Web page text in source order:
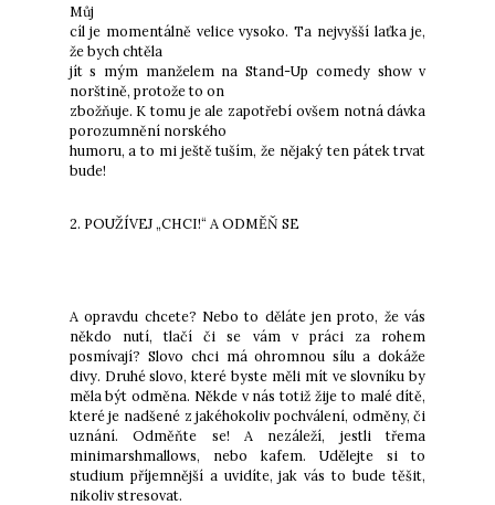
Můj
cíl je momentálně velice vysoko. Ta nejvyšší laťka je,
že bych chtěla
jít s mým manželem na Stand-Up comedy show v
norštině, protože to on
zbožňuje. K tomu je ale zapotřebí ovšem notná dávka
porozumnění norského
humoru, a to mi ještě tuším, že nějaký ten pátek trvat
bude!
2. POUŽÍVEJ „CHCI!“ A ODMĚŇ SE
A opravdu chcete? Nebo to děláte jen proto, že vás
někdo nutí, tlačí či se vám v práci za rohem
posmívají? Slovo chci má ohromnou sílu a dokáže
divy. Druhé slovo, které byste měli mít ve slovníku by
měla být odměna. Někde v nás totiž žije to malé dítě,
které je nadšené z jakéhokoliv pochválení, odměny, či
uznání. Odměňte se! A nezáleží, jestli třema
minimarshmallows, nebo kafem. Udělejte si to
studium příjemnější a uvidíte, jak vás to bude těšit,
nikoliv stresovat.